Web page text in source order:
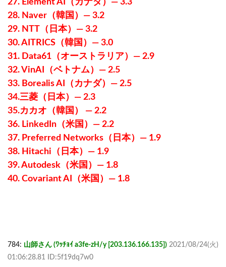
27. Element AI（カナダ）— 3.3
28. Naver（韓国）— 3.2
29. NTT（日本）— 3.2
30. AITRICS（韓国）— 3.0
31. Data61（オーストラリア）— 2.9
32. VinAI（ベトナム）— 2.5
33. Borealis AI（カナダ）— 2.5
34.三菱（日本）— 2.3
35.カカオ（韓国） — 2.2
36. LinkedIn（米国）— 2.2
37. Preferred Networks（日本）— 1.9
38. Hitachi（日本）— 1.9
39. Autodesk（米国）— 1.8
40. Covariant AI（米国）— 1.8
784: 山師さん (ﾜｯﾁｮｲ a3fe-zH/y [203.136.166.135]) 2021/08/24(火)
01:06:28.81 ID:5f19dq7w0